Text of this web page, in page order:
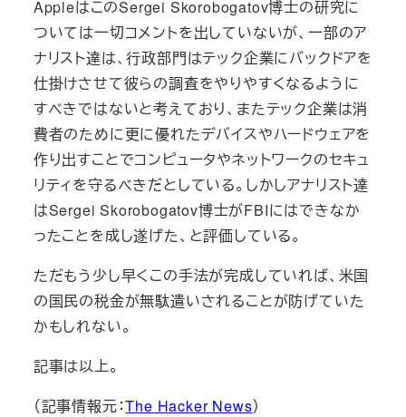
AppleはこのSergei Skorobogatov博士の研究に
ついては一切コメントを出していないが、一部のア
ナリスト達は、行政部門はテック企業にバックドアを
仕掛けさせて彼らの調査をやりやすくなるように
すべきではないと考えており、またテック企業は消
費者のために更に優れたデバイスやハードウェアを
作り出すことでコンピュータやネットワークのセキュ
リティを守るべきだとしている。しかしアナリスト達
はSergei Skorobogatov博士がFBIにはできなか
ったことを成し遂げた、と評価している。
ただもう少し早くこの手法が完成していれば、米国
の国民の税金が無駄遣いされることが防げていた
かもしれない。
記事は以上。
（記事情報元：The Hacker News）